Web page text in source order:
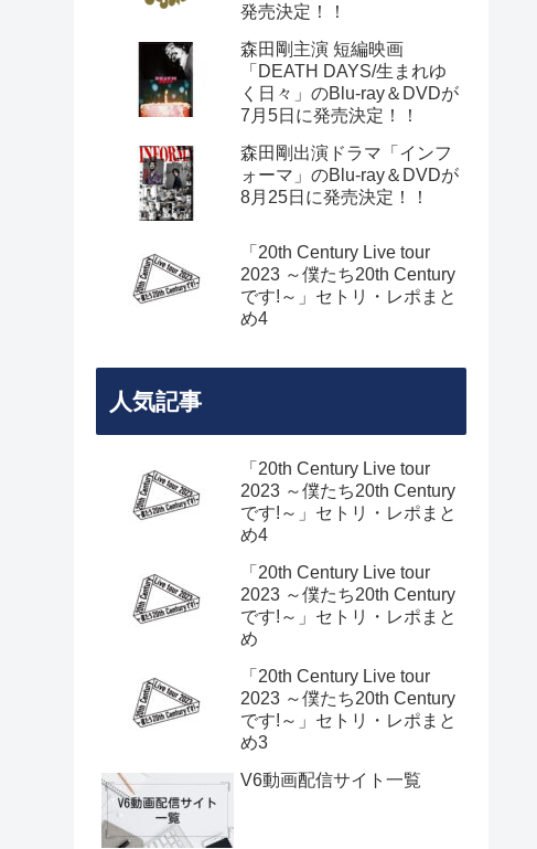
発売決定！！
森田剛主演 短編映画
「DEATH DAYS/生まれゆ
く日々」のBlu-ray＆DVDが
7月5日に発売決定！！
森田剛出演ドラマ「インフ
ォーマ」のBlu-ray＆DVDが
8月25日に発売決定！！
「20th Century Live tour
2023 ～僕たち20th Century
です!～」セトリ・レポまと
め4
人気記事
「20th Century Live tour
2023 ～僕たち20th Century
です!～」セトリ・レポまと
め4
「20th Century Live tour
2023 ～僕たち20th Century
です!～」セトリ・レポまと
め
「20th Century Live tour
2023 ～僕たち20th Century
です!～」セトリ・レポまと
め3
V6動画配信サイト一覧